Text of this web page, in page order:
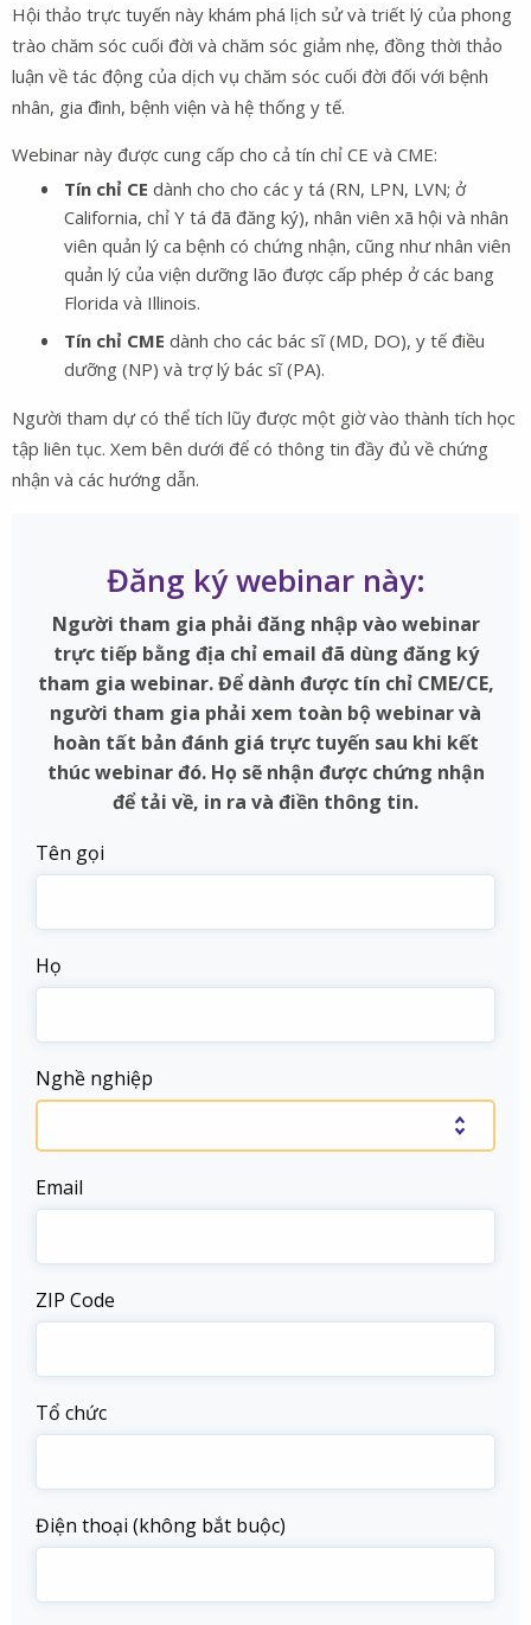
Hội thảo trực tuyến này khám phá lịch sử và triết lý của phong
trào chăm sóc cuối đời và chăm sóc giảm nhẹ, đồng thời thảo
luận về tác động của dịch vụ chăm sóc cuối đời đối với bệnh
nhân, gia đình, bệnh viện và hệ thống y tế.
Webinar này được cung cấp cho cả tín chỉ CE và CME:
Tín chỉ CE dành cho cho các y tá (RN, LPN, LVN; ở
California, chỉ Y tá đã đăng ký), nhân viên xã hội và nhân
viên quản lý ca bệnh có chứng nhận, cũng như nhân viên
quản lý của viện dưỡng lão được cấp phép ở các bang
Florida và Illinois.
Tín chỉ CME dành cho các bác sĩ (MD, DO), y tế điều
dưỡng (NP) và trợ lý bác sĩ (PA).
Người tham dự có thể tích lũy được một giờ vào thành tích học
tập liên tục. Xem bên dưới để có thông tin đầy đủ về chứng
nhận và các hướng dẫn.
Đăng ký webinar này:
Người tham gia phải đăng nhập vào webinar
trực tiếp bằng địa chỉ email đã dùng đăng ký
tham gia webinar. Để dành được tín chỉ CME/CE,
người tham gia phải xem toàn bộ webinar và
hoàn tất bản đánh giá trực tuyến sau khi kết
thúc webinar đó. Họ sẽ nhận được chứng nhận
để tải về, in ra và điền thông tin.
Tên gọi
Họ
Nghề nghiệp
Email
ZIP Code
Tổ chức
Điện thoại (không bắt buộc)